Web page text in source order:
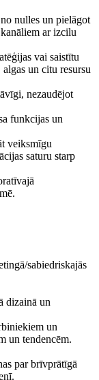
nulles un pielāgot
ar izcilu
vai saistītu
un citu resursu
nezaudējot
funkcijas un
veiksmīgu
saturu starp
sabiedriskajās
dizainā un
un
un tendencēm.
par brīvprātīgā